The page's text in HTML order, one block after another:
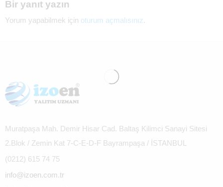
Bir yanıt yazın
Yorum yapabilmek için oturum açmalısınız.
Muratpaşa Mah. Demir Hisar Cad. Baltaş Kilimci Sanayi Sitesi
2.Blok / Zemin Kat 7-C-E-D-F Bayrampaşa / İSTANBUL
(0212) 615 74 75
info@izoen.com.tr